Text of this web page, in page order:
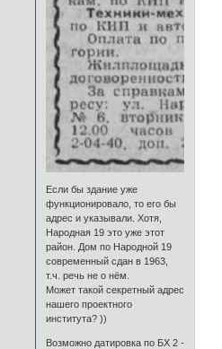
Если бы здание уже
функционировало, то его бы
адрес и указывали. Хотя,
Народная 19 это уже этот
район. Дом по Народной 19
современный сдан в 1963,
т.ч. речь не о нём.
Может такой секретный адрес
нашего проектного
института? ))
Возможно датировка по БХ 2 -